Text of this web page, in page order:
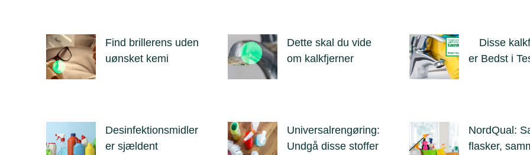
Find brillerens uden
uønsket kemi
Dette skal du vide
om kalkfjerner
Disse
er Bedst i
Desinfektionsmidler
er sjældent
Universalrengøring:
Undgå disse stoffer
NordQual:
flasker,